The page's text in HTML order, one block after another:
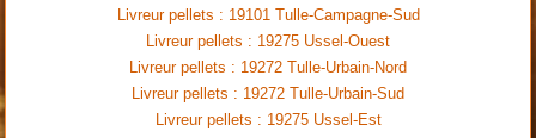
Livreur pellets : 19101 Tulle-Campagne-Sud
Livreur pellets : 19275 Ussel-Ouest
Livreur pellets : 19272 Tulle-Urbain-Nord
Livreur pellets : 19272 Tulle-Urbain-Sud
Livreur pellets : 19275 Ussel-Est